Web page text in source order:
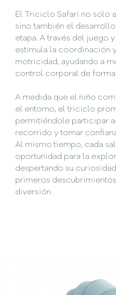
El Triciclo Safari no solo
sino también el
etapa. A través del juego
estimula la coordinación
motricidad, ayudando a
control corporal de forma
A medida que el niño
el entorno, el triciclo
permitiéndole participar
recorrido y tomar
Al mismo tiempo, cada
oportunidad para la
despertando su
primeros
diversión.